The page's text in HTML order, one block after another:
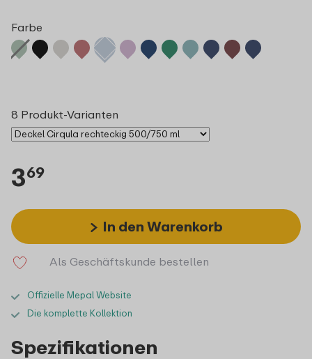
Farbe
8 Produkt-Varianten
369
In den Warenkorb
Als Geschäftskunde bestellen
Offizielle Mepal Website
Die komplette Kollektion
Spezifikationen